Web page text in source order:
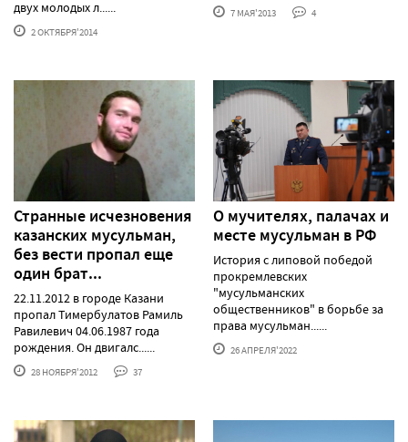
двух молодых л......
2 ОКТЯБРЯ'2014
7 МАЯ'2013 4
Странные исчезновения
казанских мусульман,
без вести пропал еще
один брат...
22.11.2012 в городе Казани
пропал Тимербулатов Рамиль
Равилевич 04.06.1987 года
рождения. Он двигалс......
28 НОЯБРЯ'2012 37
О мучителях, палачах и
месте мусульман в РФ
История с липовой победой
прокремлевских
"мусульманских
общественников" в борьбе за
права мусульман......
26 АПРЕЛЯ'2022